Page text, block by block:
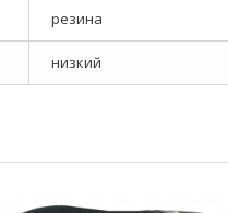
резина
низкий